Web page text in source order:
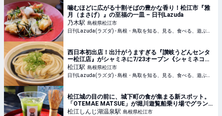
噛むほどに広がる十割そばの豊かな香り！松江市『雅
月（まさげ）』の至福の一皿 – 日刊Lazuda
乃木駅 島根県松江市
西日本初出店！出汁がうますぎる『讃岐うどんセンタ
ー松江店』がシャミネに7/23オープン《シャミネコラ
ボ》 – 日刊Lazuda
松江駅 島根県松江市
松江城の目の前に、城下町の食が集まる新スポット。
「OTEMAE MATSUE」が堀川遊覧船乗り場でグランド
オープン
松江しんじ湖温泉駅 島根県松江市